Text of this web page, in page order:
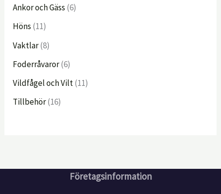
Ankor och Gäss 6
Höns 11
Vaktlar 8
Foderråvaror 6
Vildfågel och Vilt 11
Tillbehör 16
Företagsinformation